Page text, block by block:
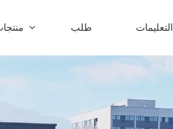
طلب التعليمات